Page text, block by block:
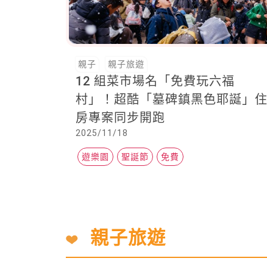
親子 親子旅遊
12 組菜市場名「免費玩六福
村」！超酷「墓碑鎮黑色耶誕」住
房專案同步開跑
2025/11/18
遊樂園 聖誕節 免費
親子旅遊